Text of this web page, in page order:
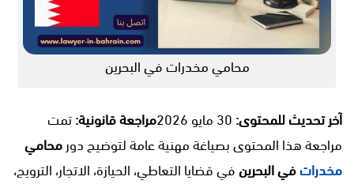
محامي مخدرات في البحرين
آخر تحديث للمحتوى: مراجعة قانونية:تمت
مراجعة هذا المحتوى بصياغة مهنية عامة لتوضيح دور محامي
مخدراتفي البحرينفي قضايا التعاطي، الحيازة، الاتجار، الترويج،